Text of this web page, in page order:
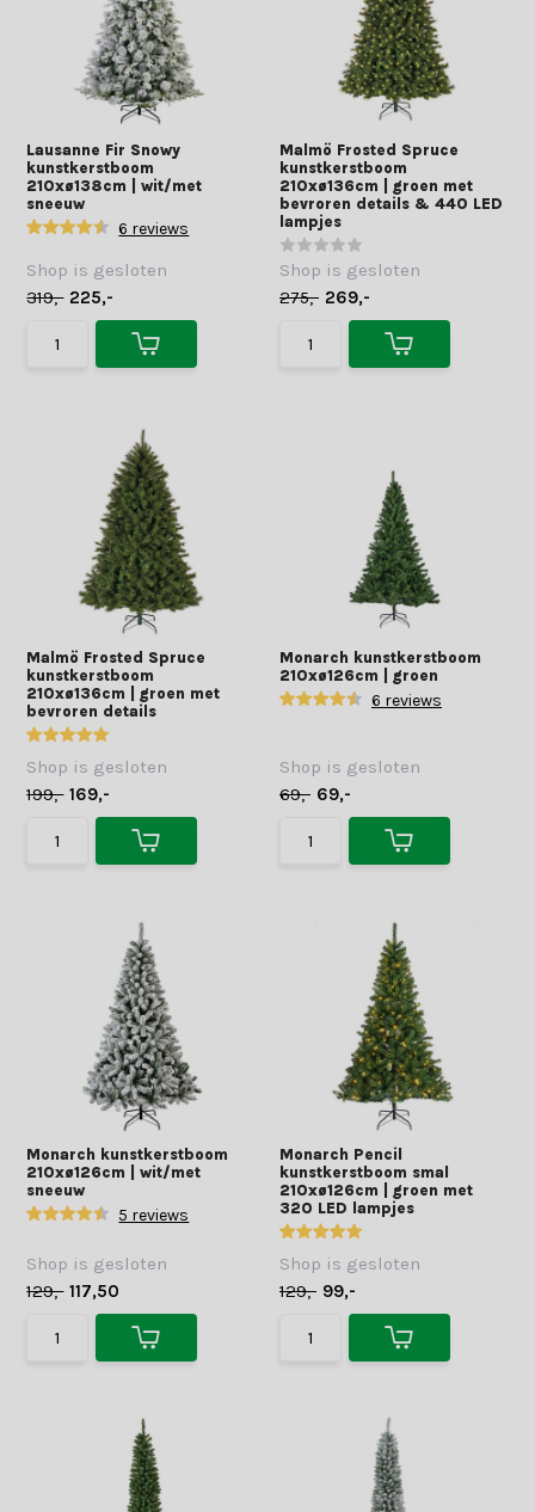
Lausanne Fir Snowy
kunstkerstboom
210xø138cm | wit/met
sneeuw
6 reviews
Shop is gesloten
319,- 225,-
Malmö Frosted Spruce
kunstkerstboom
210xø136cm | groen met
bevroren details & 440 LED
lampjes
Shop is gesloten
275,- 269,-
Malmö Frosted Spruce
kunstkerstboom
210xø136cm | groen met
bevroren details
Shop is gesloten
199,- 169,-
Monarch kunstkerstboom
210xø126cm | groen
6 reviews
Shop is gesloten
69,- 69,-
Monarch kunstkerstboom
210xø126cm | wit/met
sneeuw
5 reviews
Shop is gesloten
129,- 117,50
Monarch Pencil
kunstkerstboom smal
210xø126cm | groen met
320 LED lampjes
Shop is gesloten
129,- 99,-